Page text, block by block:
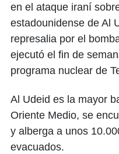
en el ataque iraní
estadounidense de Al
represalia por el
ejecutó el fin de
programa nuclear de
Al Udeid es la mayor
Oriente Medio, se
y alberga a unos
evacuados.